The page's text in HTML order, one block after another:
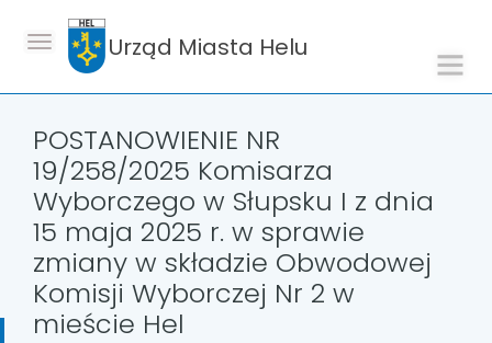
Urząd Miasta Helu
POSTANOWIENIE NR
19/258/2025 Komisarza
Wyborczego w Słupsku I z dnia
15 maja 2025 r. w sprawie
zmiany w składzie Obwodowej
Komisji Wyborczej Nr 2 w
mieście Hel